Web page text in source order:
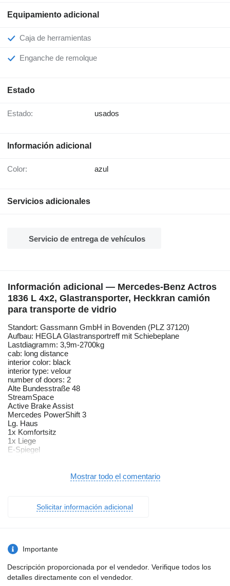
Equipamiento adicional
Caja de herramientas
Enganche de remolque
Estado
Estado: usados
Información adicional
Color: azul
Servicios adicionales
Servicio de entrega de vehículos
Información adicional — Mercedes-Benz Actros
1836 L 4x2, Glastransporter, Heckkran camión
para transporte de vidrio
Standort: Gassmann GmbH in Bovenden (PLZ 37120)
Aufbau: HEGLA Glastransportreff mit Schiebeplane
Lastdiagramm: 3,9m-2700kg
cab: long distance
interior color: black
interior type: velour
number of doors: 2
Alte Bundesstraße 48
StreamSpace
Active Brake Assist
Mercedes PowerShift 3
Lg. Haus
1x Komfortsitz
1x Liege
E-Spiegel
Heben+Senken
Verzurrösen
U-Schutz
seitl. Alu-Fahrschutz
Kran am Heck
Not-Aus
Mostrar todo el comentario
Solicitar información adicional
Importante
Descripción proporcionada por el vendedor. Verifique todos los
detalles directamente con el vendedor.